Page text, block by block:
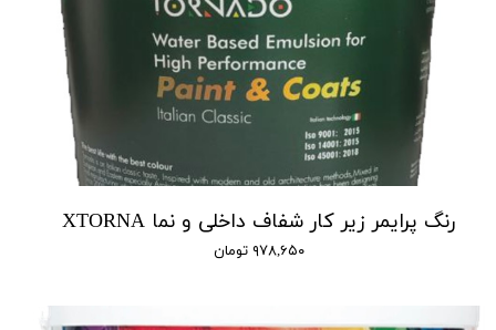
رنگ پرایمر زیر کار شفاف داخلی و نما XTORNA
۹۷۸,۶۵۰ تومان